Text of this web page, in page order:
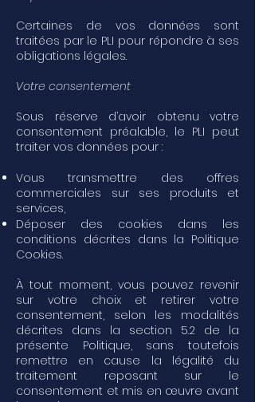
Certaines de vos données sont
traitées par le PLI pour répondre à ses
obligations légales.
Votre consentement
Sous réserve d’avoir obtenu votre
consentement préalable, le PLI peut
traiter vos données pour :
Vous transmettre des offres
commerciales sur ses produits et
services,
Déposer des cookies dans les
conditions décrites dans la Politique
Cookies.
À tout moment, vous pouvez revenir
sur votre choix et retirer votre
consentement, selon les modalités
décrites dans la section 5.2 de la
présente Politique, sans toutefois
remettre en cause la légalité du
traitement reposant sur le
consentement et mis en œuvre avant